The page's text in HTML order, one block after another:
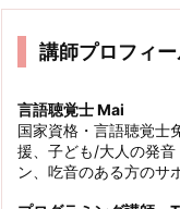
講師プロフィ
言語聴覚士 Mai
国家資格・言語聴覚士
援、子ども/大人の発
ン、吃音のある方のサ